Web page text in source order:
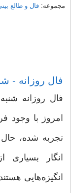
مجموعه:فال و طالع
فال روزانه - شنبه 24
امروز با وجود
تجربه شده،
انگار بسیاری
انگیزه‌هایی